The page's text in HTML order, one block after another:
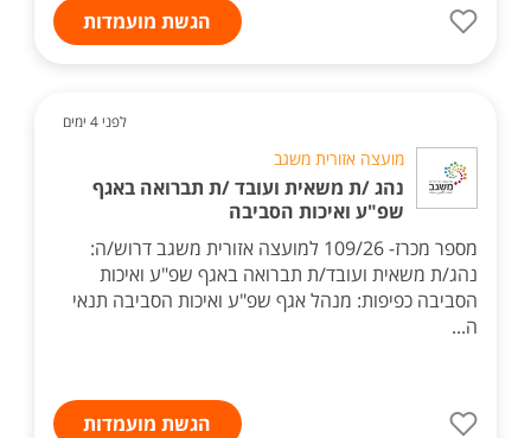
הגשת מועמדות
לפני 4 ימים
מועצה אזורית משגב
נהג /ת משאית ועובד /ת תברואה באגף
שפ"ע ואיכות הסביבה
מספר מכרז- 109/26 למועצה אזורית משגב דרוש/ה:
נהג/ת משאית ועובד/ת תברואה באגף שפ"ע ואיכות
הסביבה כפיפות: מנהל אגף שפ"ע ואיכות הסביבה תנאי
ה...
הגשת מועמדות